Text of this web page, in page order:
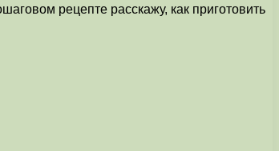
рецепте расскажу, как приготовить